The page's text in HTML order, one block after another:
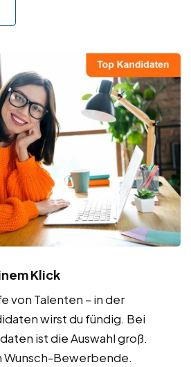
Klick
von Talenten – in der
wirst du fündig. Bei
ist die Auswahl groß.
Bewerbende.